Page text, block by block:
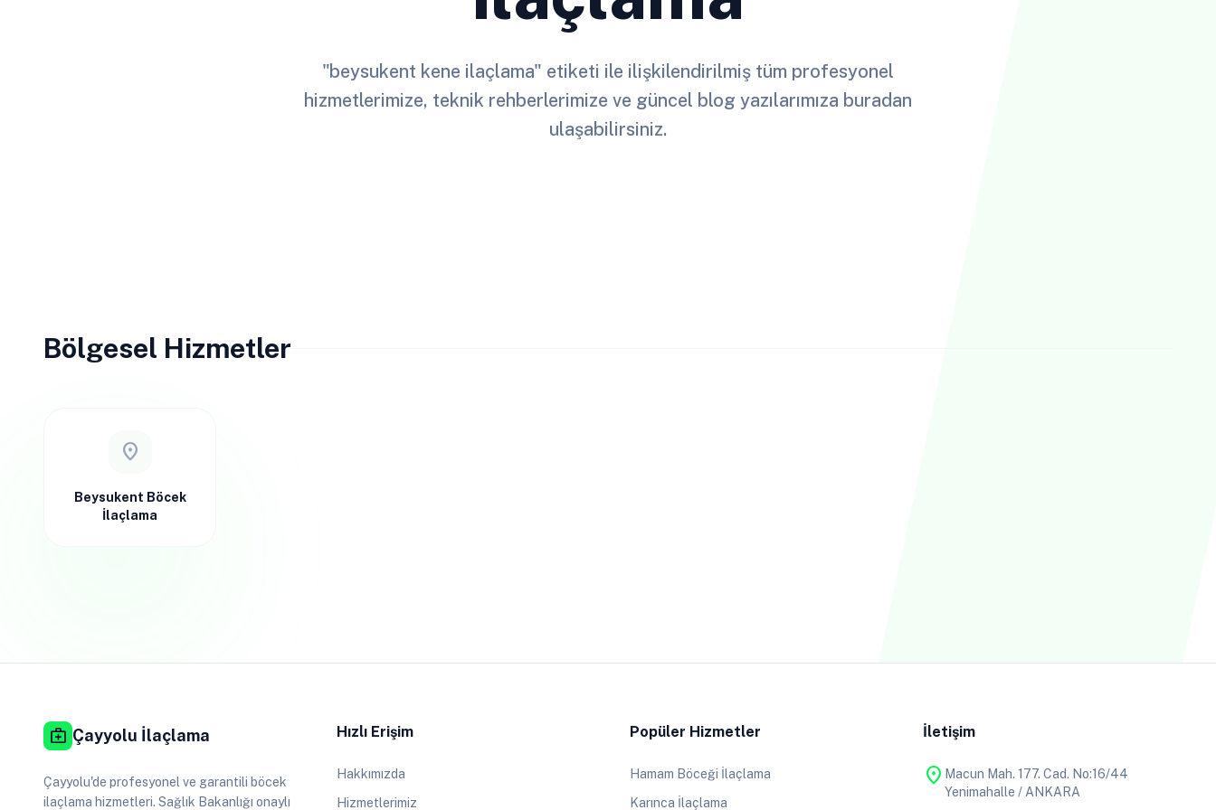
"beysukent kene ilaçlama" etiketi ile ilişkilendirilmiş tüm profesyonel
hizmetlerimize, teknik rehberlerimize ve güncel blog yazılarımıza buradan
ulaşabilirsiniz.
Bölgesel Hizmetler
location_on
Beysukent Böcek
İlaçlama
medical_services Çayyolu İlaçlama
Çayyolu'de profesyonel ve garantili böcek
ilaçlama hizmetleri. Sağlık Bakanlığı onaylı
Hızlı Erişim
Hakkımızda
Hizmetlerimiz
Popüler Hizmetler
Hamam Böceği İlaçlama
Karınca İlaçlama
İletişim
location_on Macun Mah. 177. Cad. No:16/44
Yenimahalle / ANKARA